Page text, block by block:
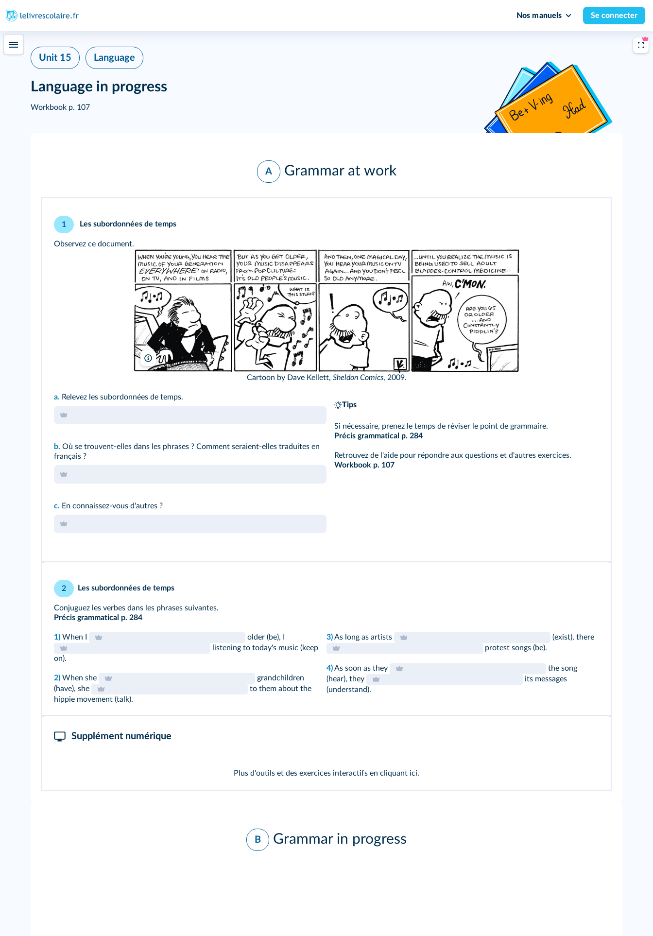
Nos manuels Se connecter
Unit 15 Language
Language in progress
Workbook p. 107
A Grammar at work
1 Les subordonnées de temps
Observez ce document.
Dave Kellett, 2009: SheldonComics.com
Cartoon by Dave Kellett, Sheldon Comics, 2009.
a. Relevez les subordonnées de temps.
b. Où se trouvent‑elles dans les phrases ? Comment seraient‑elles traduites en
français ?
c. En connaissez‑vous d'autres ?
Tips
Si nécessaire, prenez le temps de réviser le point de grammaire.
Précis grammatical p. 284
Retrouvez de l'aide pour répondre aux questions et d'autres exercices.
Workbook p. 107
2 Les subordonnées de temps
Conjuguez les verbes dans les phrases suivantes.
Précis grammatical p. 284
1) When I
older (be), I
listening to today's music (keep
on).
2) When she
grandchildren
(have), she
to them about the
hippie movement (talk).
3)As long as artists
(exist), there
protest songs (be).
4)As soon as they
the song
(hear), they
its messages
(understand).
Supplément numérique
Plus d'outils et des exercices interactifs en cliquant ici.
B Grammar in progress